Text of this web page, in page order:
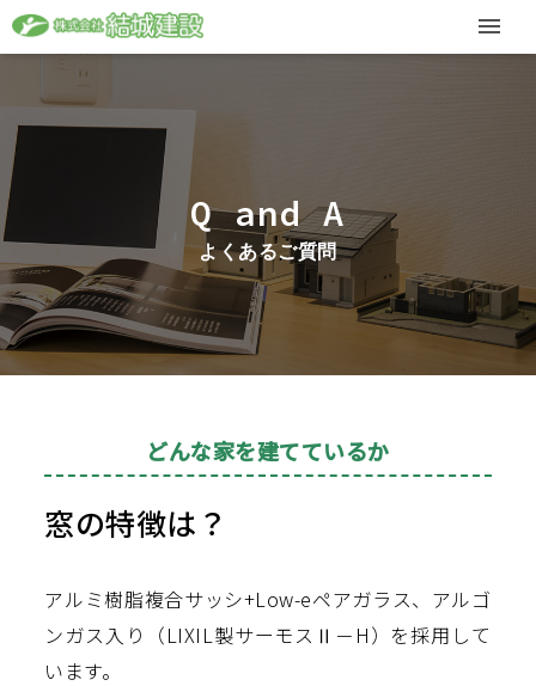
Q and A
よくあるご質問
どんな家を建てているか
窓の特徴は？
アルミ樹脂複合サッシ+Low-eペアガラス、アルゴ
ンガス入り（LIXIL製サーモスⅡ－H）を採用して
います。